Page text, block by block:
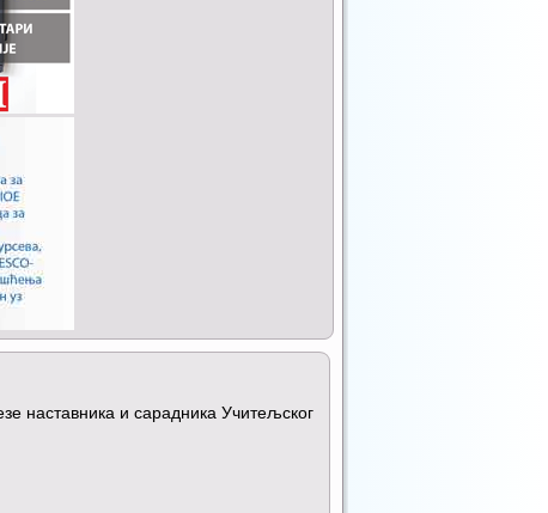
наставника и сарадника Учитељског